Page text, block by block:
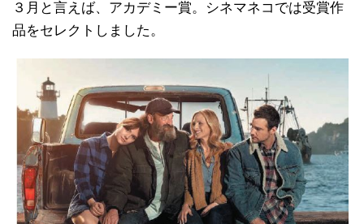
３月と言えば、アカデミー賞。シネマネコでは受賞作
品をセレクトしました。